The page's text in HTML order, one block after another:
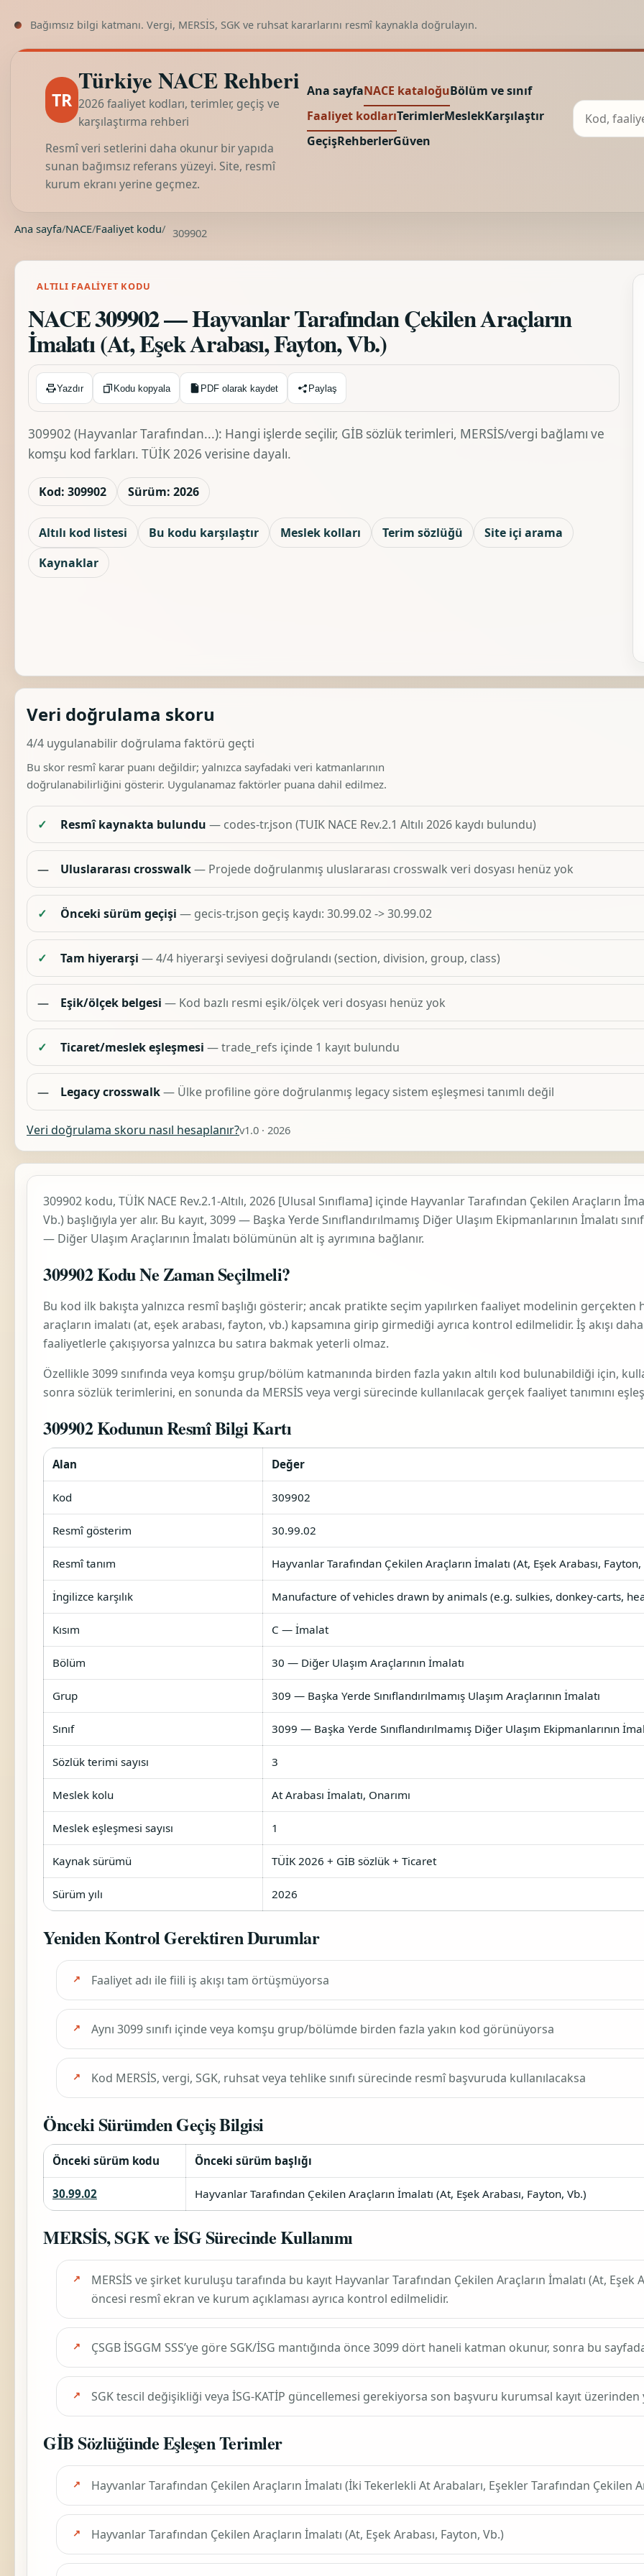
Bağımsız bilgi katmanı. Vergi, MERSİS, SGK ve ruhsat kararlarını resmî kaynakla doğrulayın.
TR
Türkiye NACE Rehberi
2026 faaliyet kodları, terimler, geçiş ve
karşılaştırma rehberi
Resmî veri setlerini daha okunur bir yapıda
sunan bağımsız referans yüzeyi. Site, resmî
kurum ekranı yerine geçmez.
Ana sayfaNACE kataloğuBölüm ve sınıf
Faaliyet kodlarıTerimlerMeslekKarşılaştır
GeçişRehberlerGüven
Ana sayfa/NACE/Faaliyet kodu/ 309902
ALTILI FAALIYET KODU
NACE 309902 — Hayvanlar Tarafından Çekilen Araçların
İmalatı (At, Eşek Arabası, Fayton, Vb.)
Yazdır Kodu kopyala PDF olarak kaydet Paylaş
Kopyalandı ✓
309902 (Hayvanlar Tarafından...): Hangi işlerde seçilir, GİB sözlük terimleri, MERSİS/vergi bağlamı ve
komşu kod farkları. TÜİK 2026 verisine dayalı.
Kod: 309902 Sürüm: 2026
Altılı kod listesi Bu kodu karşılaştır Meslek kolları Terim sözlüğü
Site içi arama
Kaynaklar
Veri doğrulama skoru
4/4 uygulanabilir doğrulama faktörü geçti
Bu skor resmî karar puanı değildir; yalnızca sayfadaki veri katmanlarının
doğrulanabilirliğini gösterir. Uygulanamaz faktörler puana dahil edilmez.
✓ Resmî kaynakta bulundu — codes-tr.json (TUIK NACE Rev.2.1 Altılı 2026 kaydı bulundu)
— Uluslararası crosswalk— Projede doğrulanmış uluslararası crosswalk veri dosyası henüz yok
✓ Önceki sürüm geçişi — gecis-tr.json geçiş kaydı: 30.99.02 -> 30.99.02
✓ Tam hiyerarşi — 4/4 hiyerarşi seviyesi doğrulandı (section, division, group, class)
— Eşik/ölçek belgesi — Kod bazlı resmi eşik/ölçek veri dosyası henüz yok
✓ Ticaret/meslek eşleşmesi — trade_refs içinde 1 kayıt bulundu
— Legacy crosswalk— Ülke profiline göre doğrulanmış legacy sistem eşleşmesi tanımlı değil
Veri doğrulama skoru nasıl hesaplanır?v1.0 · 2026
309902 kodu, TÜİK NACE Rev.2.1-Altılı, 2026 [Ulusal Sınıflama] içinde Hayvanlar Tarafından Çekilen Araçların
Vb.) başlığıyla yer alır. Bu kayıt, 3099 — Başka Yerde Sınıflandırılmamış Diğer Ulaşım Ekipmanlarının İmalatı
— Diğer Ulaşım Araçlarının İmalatı bölümünün alt iş ayrımına bağlanır.
309902 Kodu Ne Zaman Seçilmeli?
Bu kod ilk bakışta yalnızca resmî başlığı gösterir; ancak pratikte seçim yapılırken faaliyet modelinin gerçekten
araçların imalatı (at, eşek arabası, fayton, vb.) kapsamına girip girmediği ayrıca kontrol edilmelidir. İş akışı
faaliyetlerle çakışıyorsa yalnızca bu satıra bakmak yeterli olmaz.
Özellikle 3099 sınıfında veya komşu grup/bölüm katmanında birden fazla yakın altılı kod bulunabildiği için,
sonra sözlük terimlerini, en sonunda da MERSİS veya vergi sürecinde kullanılacak gerçek faaliyet tanımını
309902 Kodunun Resmî Bilgi Kartı
Alan Değer
Kod 309902
Resmî gösterim 30.99.02
Resmî tanım Hayvanlar Tarafından Çekilen Araçların İmalatı (At, Eşek Arabası, Fayton,
İngilizce karşılık Manufacture of vehicles drawn by animals (e.g. sulkies, donkey-carts,
Kısım C — İmalat
Bölüm 30 — Diğer Ulaşım Araçlarının İmalatı
Grup 309 — Başka Yerde Sınıflandırılmamış Ulaşım Araçlarının İmalatı
Sınıf 3099 — Başka Yerde Sınıflandırılmamış Diğer Ulaşım Ekipmanlarının
Sözlük terimi sayısı 3
Meslek kolu At Arabası İmalatı, Onarımı
Meslek eşleşmesi sayısı 1
Kaynak sürümü TÜİK 2026 + GİB sözlük + Ticaret
Sürüm yılı 2026
Yeniden Kontrol Gerektiren Durumlar
Faaliyet adı ile fiili iş akışı tam örtüşmüyorsa
Aynı 3099 sınıfı içinde veya komşu grup/bölümde birden fazla yakın kod görünüyorsa
Kod MERSİS, vergi, SGK, ruhsat veya tehlike sınıfı sürecinde resmî başvuruda kullanılacaksa
Önceki Sürümden Geçiş Bilgisi
Önceki sürüm kodu Önceki sürüm başlığı
30.99.02 Hayvanlar Tarafından Çekilen Araçların İmalatı (At, Eşek Arabası, Fayton, Vb.)
MERSİS, SGK ve İSG Sürecinde Kullanımı
MERSİS ve şirket kuruluşu tarafında bu kayıt Hayvanlar Tarafından Çekilen Araçların İmalatı (At, Eşek
öncesi resmî ekran ve kurum açıklaması ayrıca kontrol edilmelidir.
ÇSGB İSGGM SSS’ye göre SGK/İSG mantığında önce3099 dört haneli katman okunur, sonra bu
SGK tescil değişikliği veya İSG-KATİP güncellemesi gerekiyorsa son başvuru kurumsal kayıt üzerinden
GİB Sözlüğünde Eşleşen Terimler
Hayvanlar Tarafından Çekilen Araçların İmalatı (İki Tekerlekli At Arabaları, Eşekler Tarafından Çekilen
Hayvanlar Tarafından Çekilen Araçların İmalatı (At, Eşek Arabası, Fayton, Vb.)